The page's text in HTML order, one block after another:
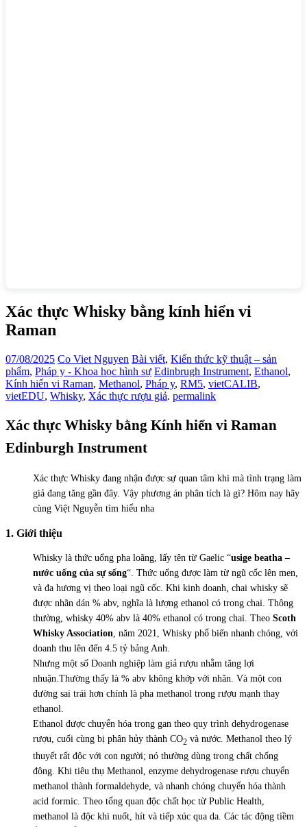
Xác thực Whisky bằng kính hiển vi
Raman
07/08/2025 Co Viet Nguyen Bài viết, Kiến thức kỹ thuật – sản
phẩm, Pháp y - Khoa học hình sự Edinbrugh Instrument, Ethanol,
Kính hiển vi Raman, Methanol, Pháp y, RM5, vietCALIB,
vietEDU, Whisky, Xác thực rượu giả. permalink
Xác thực Whisky bằng Kính hiển vi Raman
Edinburgh Instrument
Xác thực Whisky đang nhận được sự quan tâm khi mà tình trạng làm
giả đang tăng gần đây. Vậy phương án phân tích là gì? Hôm nay hãy
cùng Việt Nguyễn tìm hiểu nha
1. Giới thiệu
Whisky là thức uống pha loãng, lấy tên từ Gaelic “usige beatha –
nước uống của sự sống“. Thức uống được làm từ ngũ cốc lên men,
và đa hương vị theo loại ngũ cốc. Khi kinh doanh, chai whisky sẽ
được nhãn dán % abv, nghĩa là lượng ethanol có trong chai. Thông
thường, whisky 40% abv là 40% ethanol có trong chai. Theo Scoth
Whisky Association, năm 2021, Whisky phổ biến nhanh chóng, với
doanh thu lên đến 4.5 tỷ bảng Anh.
Nhưng một số Doanh nghiệp làm giả rượu nhằm tăng lợi
nhuận.Thường thấy là % abv không khớp với nhãn. Và một con
đường sai trái hơn chính là pha methanol trong rượu mạnh thay
ethanol.
Ethanol được chuyển hóa trong gan theo quy trình dehydrogenase
rượu, cuối cùng bị phân hủy thành CO2 và nước. Methanol theo lý
thuyết rất độc với con người; nó thường dùng trong chất chống
đông. Khi tiêu thụ Methanol, enzyme dehydrogenase rượu chuyển
methanol thành formaldehyde, và nhanh chóng chuyển hóa thành
acid formic. Theo tổng quan độc chất học từ Public Health,
methanol là độc khi nuốt, hít và tiếp xúc qua da. Các tác động tiềm